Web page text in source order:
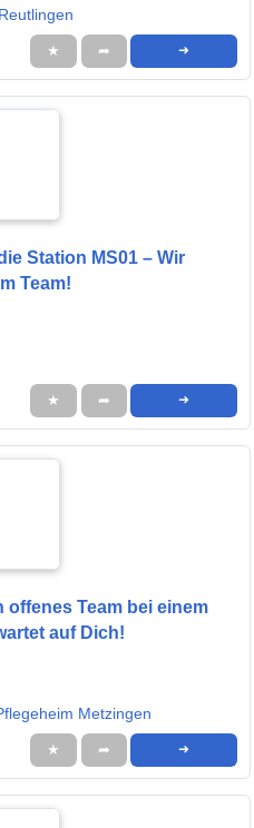
★ ➦ ➜
Station MS01 – Wir
Team!
★ ➦ ➜
offenes Team bei einem
auf Dich!
Metzingen
★ ➦ ➜